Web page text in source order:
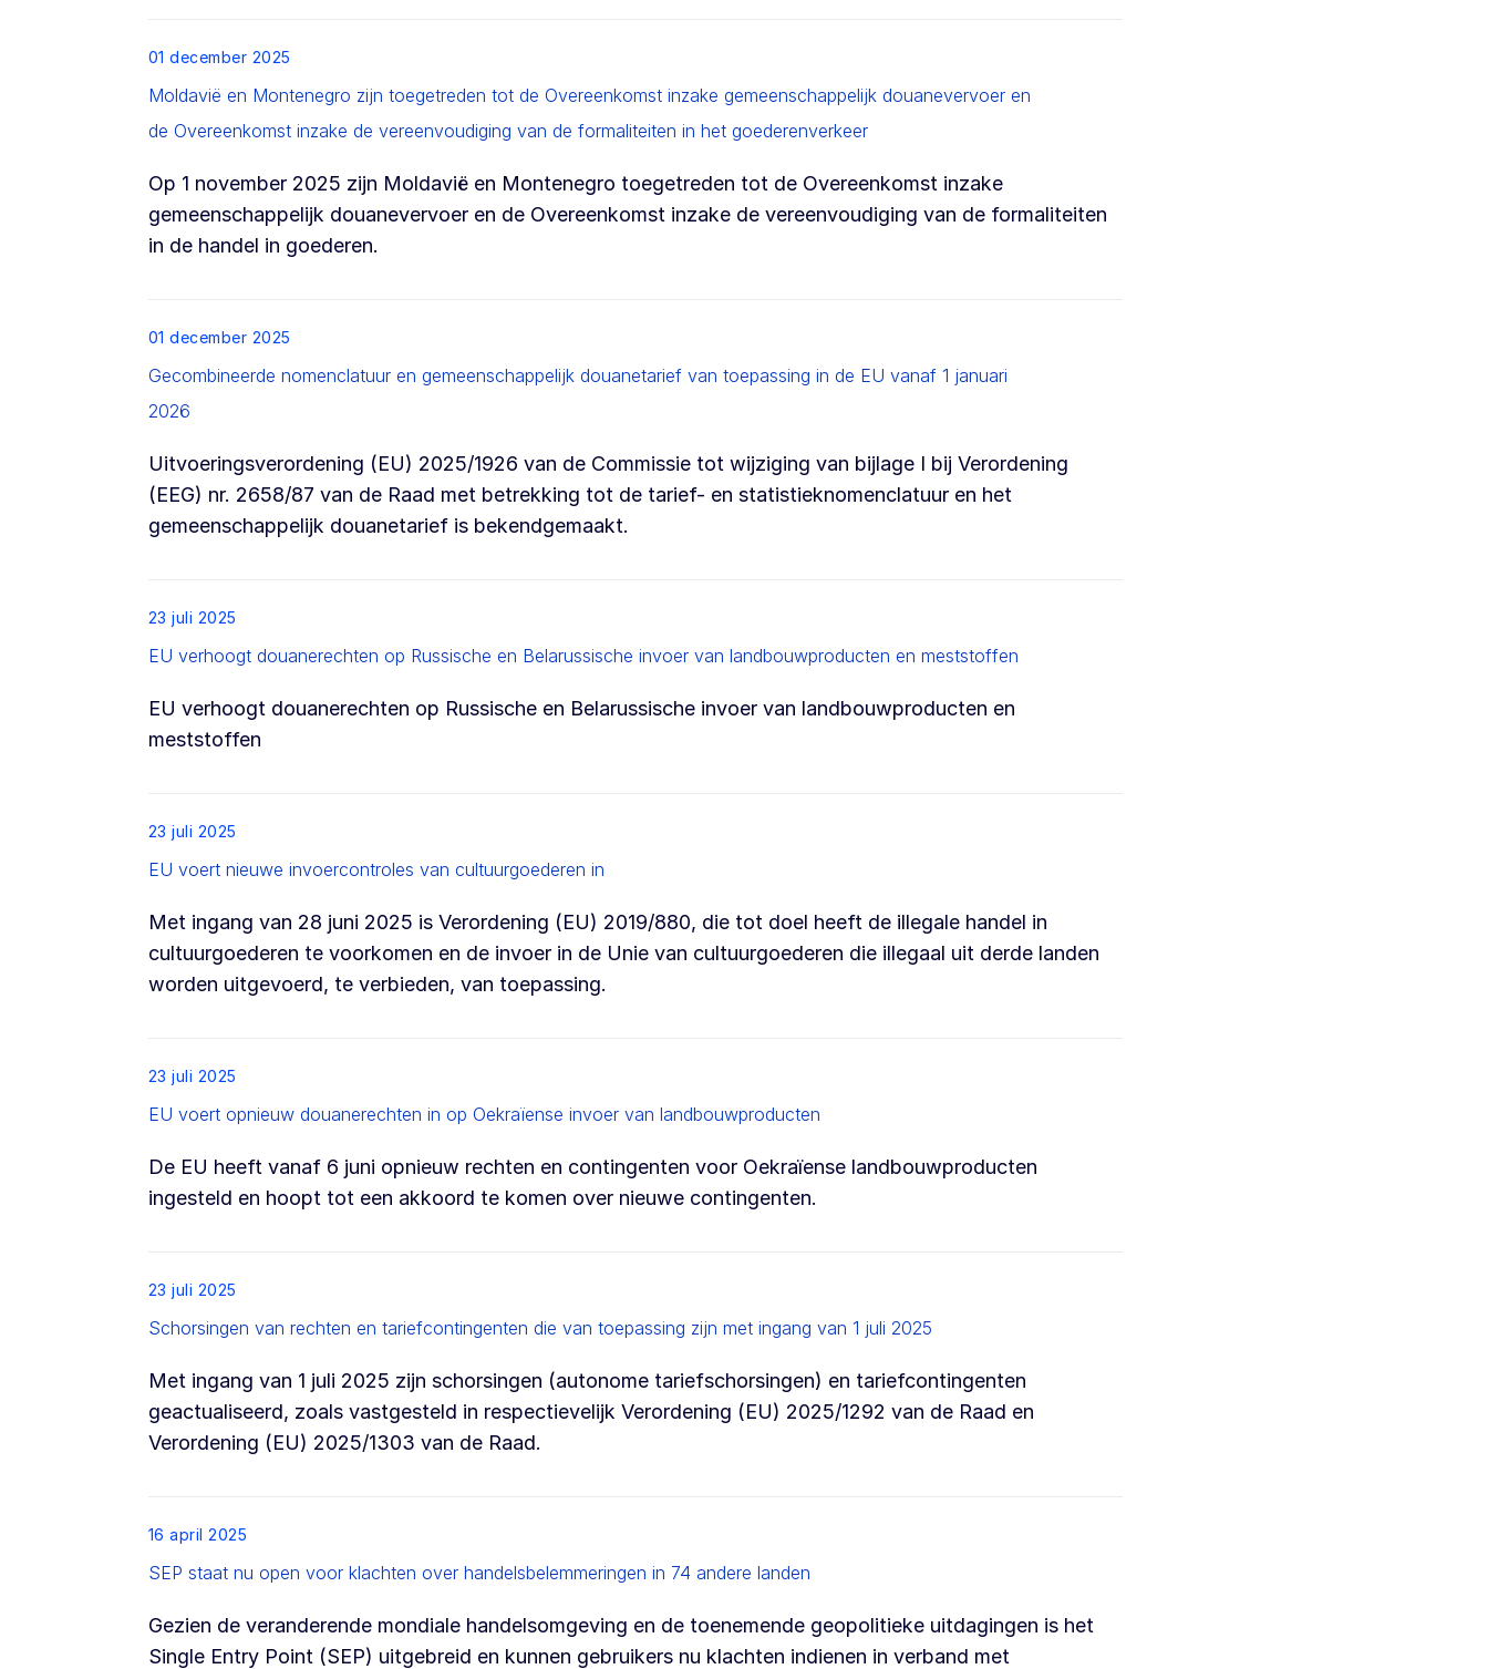
List item
01 december 2025
Moldavië en Montenegro zijn toegetreden tot de Overeenkomst inzake gemeenschappelijk douanevervoer en
de Overeenkomst inzake de vereenvoudiging van de formaliteiten in het goederenverkeer
Op 1 november 2025 zijn Moldavië en Montenegro toegetreden tot de Overeenkomst inzake
gemeenschappelijk douanevervoer en de Overeenkomst inzake de vereenvoudiging van de formaliteiten
in de handel in goederen.
List item
01 december 2025
Gecombineerde nomenclatuur en gemeenschappelijk douanetarief van toepassing in de EU vanaf 1 januari
2026
Uitvoeringsverordening (EU) 2025/1926 van de Commissie tot wijziging van bijlage I bij Verordening
(EEG) nr. 2658/87 van de Raad met betrekking tot de tarief- en statistieknomenclatuur en het
gemeenschappelijk douanetarief is bekendgemaakt.
List item
23 juli 2025
EU verhoogt douanerechten op Russische en Belarussische invoer van landbouwproducten en meststoffen
EU verhoogt douanerechten op Russische en Belarussische invoer van landbouwproducten en
meststoffen
List item
23 juli 2025
EU voert nieuwe invoercontroles van cultuurgoederen in
Met ingang van 28 juni 2025 is Verordening (EU) 2019/880, die tot doel heeft de illegale handel in
cultuurgoederen te voorkomen en de invoer in de Unie van cultuurgoederen die illegaal uit derde landen
worden uitgevoerd, te verbieden, van toepassing.
List item
23 juli 2025
EU voert opnieuw douanerechten in op Oekraïense invoer van landbouwproducten
De EU heeft vanaf 6 juni opnieuw rechten en contingenten voor Oekraïense landbouwproducten
ingesteld en hoopt tot een akkoord te komen over nieuwe contingenten.
List item
23 juli 2025
Schorsingen van rechten en tariefcontingenten die van toepassing zijn met ingang van 1 juli 2025
Met ingang van 1 juli 2025 zijn schorsingen (autonome tariefschorsingen) en tariefcontingenten
geactualiseerd, zoals vastgesteld in respectievelijk Verordening (EU) 2025/1292 van de Raad en
Verordening (EU) 2025/1303 van de Raad.
List item
16 april 2025
SEP staat nu open voor klachten over handelsbelemmeringen in 74 andere landen
Gezien de veranderende mondiale handelsomgeving en de toenemende geopolitieke uitdagingen is het
Single Entry Point (SEP) uitgebreid en kunnen gebruikers nu klachten indienen in verband met